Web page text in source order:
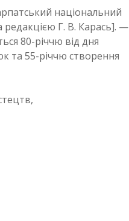
національний
редакцією Г. В. Карась]. —
80-річчю від дня
та 55-річчю створення